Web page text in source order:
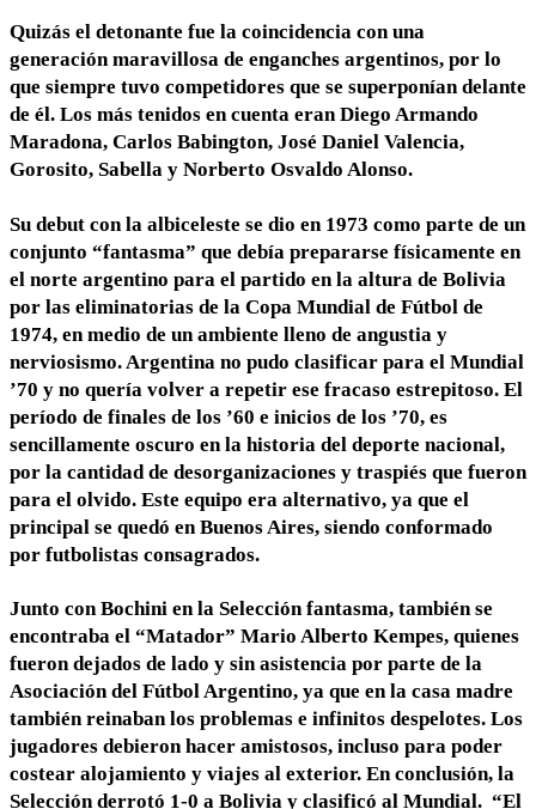
Quizás el detonante fue la coincidencia con una
generación maravillosa de enganches argentinos, por lo
que siempre tuvo competidores que se superponían delante
de él. Los más tenidos en cuenta eran Diego Armando
Maradona, Carlos Babington, José Daniel Valencia,
Gorosito, Sabella y Norberto Osvaldo Alonso.
Su debut con la albiceleste se dio en 1973 como parte de un
conjunto “fantasma” que debía prepararse físicamente en
el norte argentino para el partido en la altura de Bolivia
por las eliminatorias de la Copa Mundial de Fútbol de
1974, en medio de un ambiente lleno de angustia y
nerviosismo. Argentina no pudo clasificar para el Mundial
’70 y no quería volver a repetir ese fracaso estrepitoso. El
período de finales de los ’60 e inicios de los ’70, es
sencillamente oscuro en la historia del deporte nacional,
por la cantidad de desorganizaciones y traspiés que fueron
para el olvido. Este equipo era alternativo, ya que el
principal se quedó en Buenos Aires, siendo conformado
por futbolistas consagrados.
Junto con Bochini en la Selección fantasma, también se
encontraba el “Matador” Mario Alberto Kempes, quienes
fueron dejados de lado y sin asistencia por parte de la
Asociación del Fútbol Argentino, ya que en la casa madre
también reinaban los problemas e infinitos despelotes. Los
jugadores debieron hacer amistosos, incluso para poder
costear alojamiento y viajes al exterior. En conclusión, la
Selección derrotó 1-0 a Bolivia y clasificó al Mundial. “El